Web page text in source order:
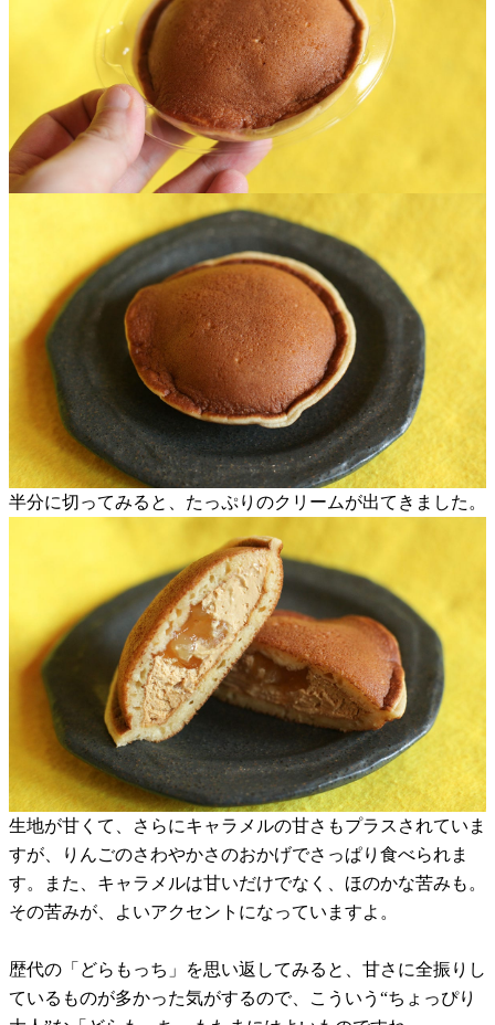
半分に切ってみると、たっぷりのクリームが出てきました。
生地が甘くて、さらにキャラメルの甘さもプラスされていま
すが、りんごのさわやかさのおかげでさっぱり食べられま
す。また、キャラメルは甘いだけでなく、ほのかな苦みも。
その苦みが、よいアクセントになっていますよ。
歴代の「どらもっち」を思い返してみると、甘さに全振りし
ているものが多かった気がするので、こういう“ちょっぴり